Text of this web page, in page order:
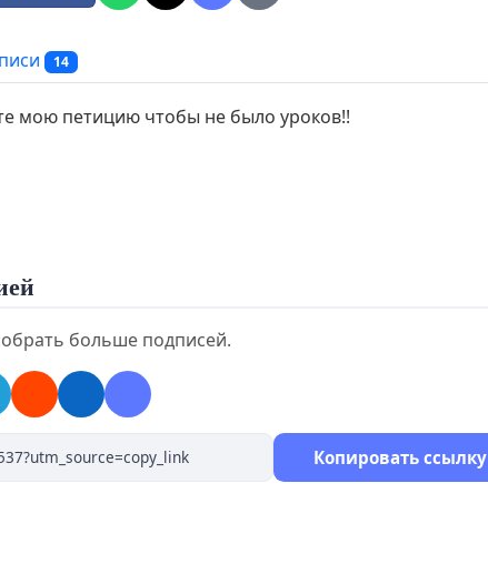
14
мою петицию чтобы не было уроков!!
больше подписей.
Копировать ссылку